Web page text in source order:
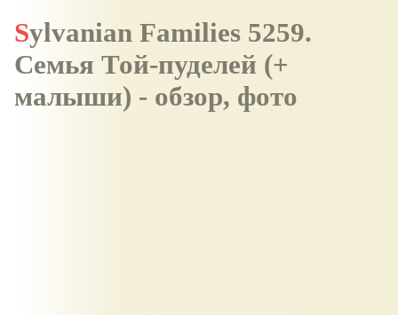
Sylvanian Families 5259.
Семья Той-пуделей (+
малыши) - обзор, фото